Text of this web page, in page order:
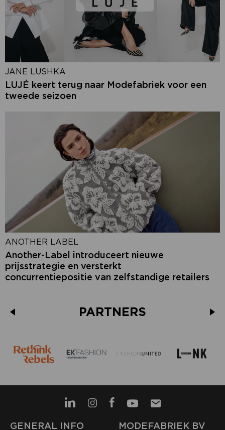
JANE LUSHKA
LUJÉ keert terug naar Modefabriek voor een
tweede seizoen
ANOTHER LABEL
Another-Label introduceert nieuwe
prijsstrategie en versterkt
concurrentiepositie van zelfstandige retailers
PARTNERS
GENERAL INFO MODEFABRIEK BV